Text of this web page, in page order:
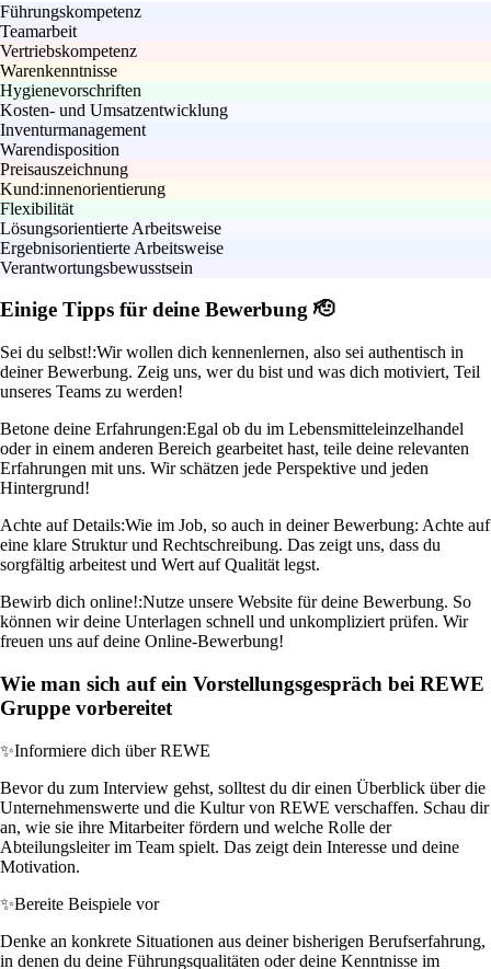
Führungskompetenz
Teamarbeit
Vertriebskompetenz
Warenkenntnisse
Hygienevorschriften
Kosten- und Umsatzentwicklung
Inventurmanagement
Warendisposition
Preisauszeichnung
Kund:innenorientierung
Flexibilität
Lösungsorientierte Arbeitsweise
Ergebnisorientierte Arbeitsweise
Verantwortungsbewusstsein
Einige Tipps für deine Bewerbung 🫡
Sei du selbst!:Wir wollen dich kennenlernen, also sei authentisch in
deiner Bewerbung. Zeig uns, wer du bist und was dich motiviert, Teil
unseres Teams zu werden!
Betone deine Erfahrungen:Egal ob du im Lebensmitteleinzelhandel
oder in einem anderen Bereich gearbeitet hast, teile deine relevanten
Erfahrungen mit uns. Wir schätzen jede Perspektive und jeden
Hintergrund!
Achte auf Details:Wie im Job, so auch in deiner Bewerbung: Achte auf
eine klare Struktur und Rechtschreibung. Das zeigt uns, dass du
sorgfältig arbeitest und Wert auf Qualität legst.
Bewirb dich online!:Nutze unsere Website für deine Bewerbung. So
können wir deine Unterlagen schnell und unkompliziert prüfen. Wir
freuen uns auf deine Online-Bewerbung!
Wie man sich auf ein Vorstellungsgespräch bei REWE
Gruppe vorbereitet
✨Informiere dich über REWE
Bevor du zum Interview gehst, solltest du dir einen Überblick über die
Unternehmenswerte und die Kultur von REWE verschaffen. Schau dir
an, wie sie ihre Mitarbeiter fördern und welche Rolle der
Abteilungsleiter im Team spielt. Das zeigt dein Interesse und deine
Motivation.
✨Bereite Beispiele vor
Denke an konkrete Situationen aus deiner bisherigen Berufserfahrung,
in denen du deine Führungsqualitäten oder deine Kenntnisse im